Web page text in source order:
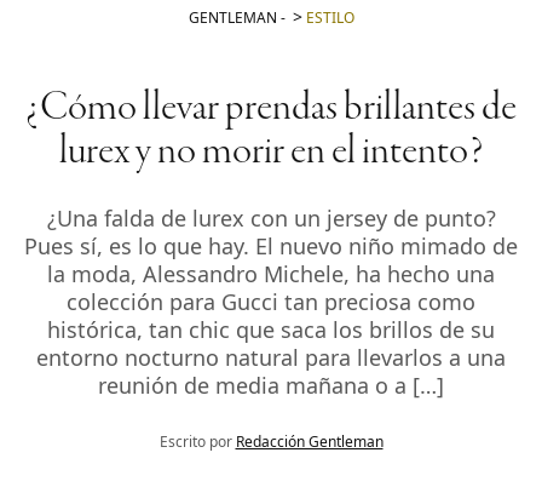
GENTLEMAN - ESTILO
¿Cómo llevar prendas brillantes de
lurex y no morir en el intento?
¿Una falda de lurex con un jersey de punto?
Pues sí, es lo que hay. El nuevo niño mimado de
la moda, Alessandro Michele, ha hecho una
colección para Gucci tan preciosa como
histórica, tan chic que saca los brillos de su
entorno nocturno natural para llevarlos a una
reunión de media mañana o a […]
Escrito por Redacción Gentleman